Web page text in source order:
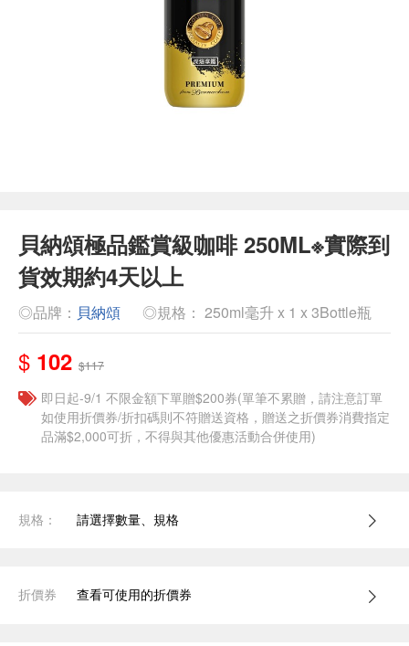
貝納頌極品鑑賞級咖啡 250ML※實際到
貨效期約4天以上
◎品牌： 貝納頌 ◎規格： 250ml毫升 x 1 x 3Bottle瓶
$ 102 $117
即日起-9/1 不限金額下單贈$200券(單筆不累贈，請注意訂單
如使用折價券/折扣碼則不符贈送資格，贈送之折價券消費指定
品滿$2,000可折，不得與其他優惠活動合併使用)
規格： 請選擇數量、規格
折價券 查看可使用的折價券